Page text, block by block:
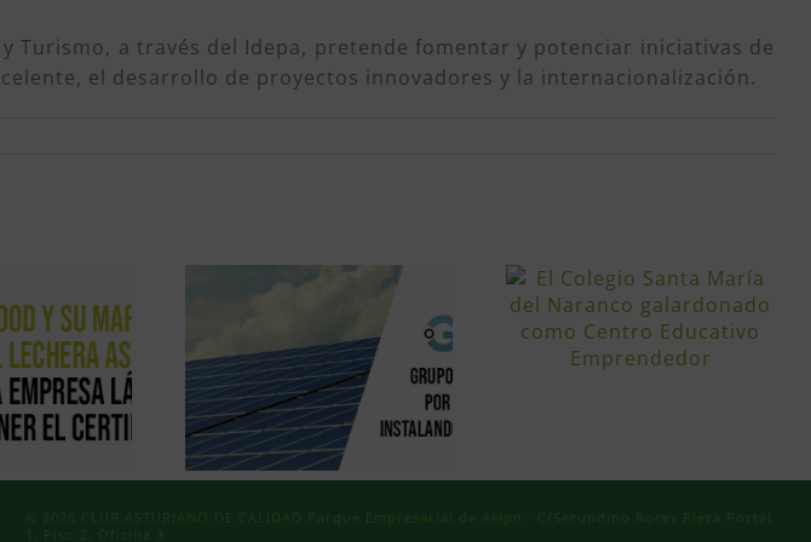
Turismo, a través del Idepa, pretende fomentar y potenciar iniciativas de
el desarrollo de proyectos innovadores y la internacionalización.
© 2026 CLUB ASTURIANO DE CALIDAD Parque Empresarial de Asipo · C/Secundino Roces Riera Portal
1, Piso 2, Oficina 3